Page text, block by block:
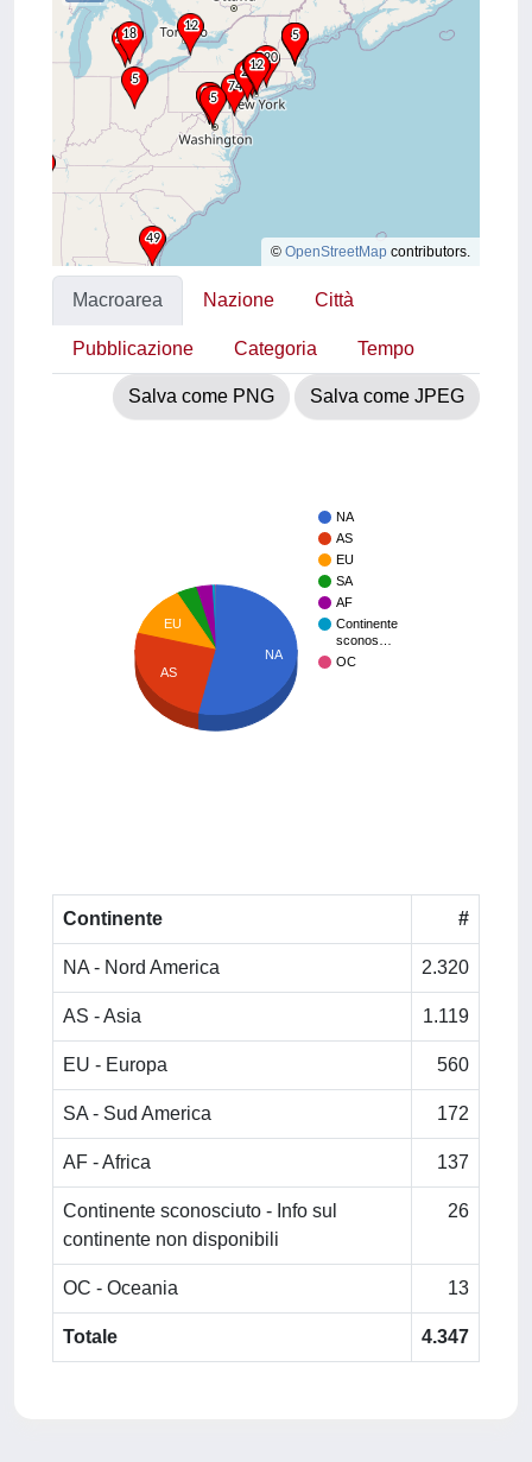
© OpenStreetMap contributors.
Macroarea Nazione Città
Pubblicazione Categoria Tempo
Salva come PNG Salva come JPEG
NA
AS
EU
SA
AF
Continente
sconos…
OC
EU
AS
NA
Continente #
NA - Nord America 2.320
AS - Asia 1.119
EU - Europa 560
SA - Sud America 172
AF - Africa 137
Continente sconosciuto - Info sul
continente non disponibili
26
OC - Oceania 13
Totale 4.347